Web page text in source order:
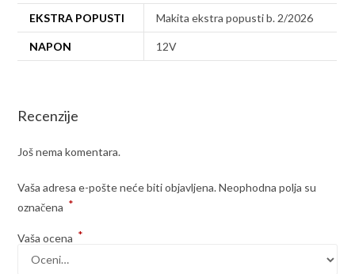
EKSTRA POPUSTI Makita ekstra popusti b. 2/2026
NAPON 12V
Recenzije
Još nema komentara.
Vaša adresa e-pošte neće biti objavljena. Neophodna polja su
označena *
Vaša ocena *